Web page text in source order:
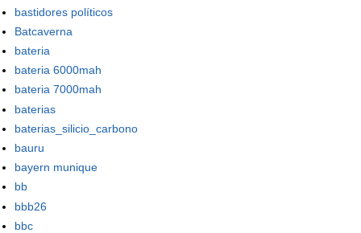
bastidores políticos
Batcaverna
bateria
bateria 6000mah
bateria 7000mah
baterias
baterias_silicio_carbono
bauru
bayern munique
bb
bbb26
bbc